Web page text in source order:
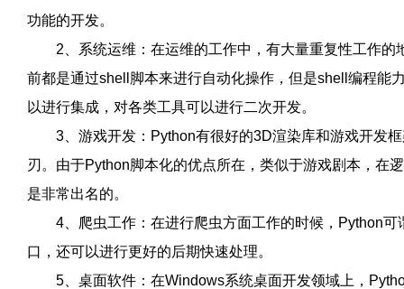
功能的开发。
2、系统运维：在运维的工作中，有大量重复性工作的
前都是通过shell脚本来进行自动化操作，但是shell编程能
以进行集成，对各类工具可以进行二次开发。
3、游戏开发：Python有很好的3D渲染库和游戏开发框
刃。由于Python脚本化的优点所在，类似于游戏剧本，在
是非常出名的。
4、爬虫工作：在进行爬虫方面工作的时候，Python可
口，还可以进行更好的后期快速处理。
5、桌面软件：在Windows系统桌面开发领域上，